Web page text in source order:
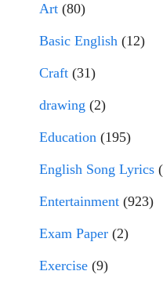
Art (80)
Basic English (12)
Craft (31)
drawing (2)
Education (195)
English Song Lyrics
Entertainment (923)
Exam Paper (2)
Exercise (9)